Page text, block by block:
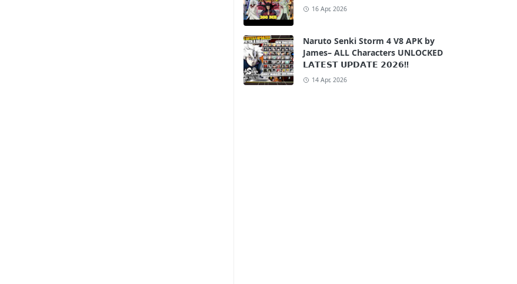
16 Apr, 2026
Naruto Senki Storm 4 V8 APK by
James– ALL Characters UNLOCKED
𝗟𝗔𝗧𝗘𝗦𝗧 𝗨𝗣𝗗𝗔𝗧𝗘 𝟮𝟬𝟮𝟲!!
14 Apr, 2026